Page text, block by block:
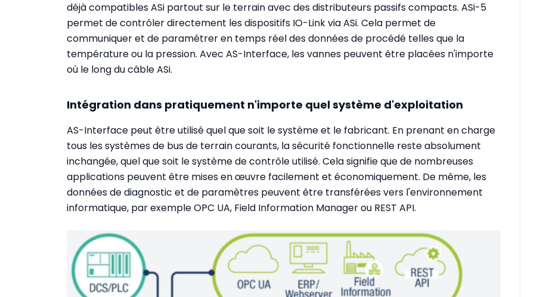
déjà compatibles ASi partout sur le terrain avec des distributeurs passifs compacts. ASi-5
permet de contrôler directement les dispositifs IO-Link via ASi. Cela permet de
communiquer et de paramétrer en temps réel des données de procédé telles que la
température ou la pression. Avec AS-Interface, les vannes peuvent être placées n'importe
où le long du câble ASi.
Intégration dans pratiquement n'importe quel système d'exploitation
AS-Interface peut être utilisé quel que soit le système et le fabricant. En prenant en charge
tous les systèmes de bus de terrain courants, la sécurité fonctionnelle reste absolument
inchangée, quel que soit le système de contrôle utilisé. Cela signifie que de nombreuses
applications peuvent être mises en œuvre facilement et économiquement. De même, les
données de diagnostic et de paramètres peuvent être transférées vers l'environnement
informatique, par exemple OPC UA, Field Information Manager ou REST API.